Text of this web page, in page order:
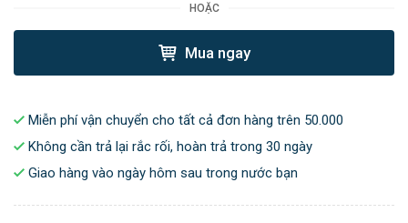
HOẶC
Mua ngay
Miễn phí vận chuyển cho tất cả đơn hàng trên 50.000
Không cần trả lại rắc rối, hoàn trả trong 30 ngày
Giao hàng vào ngày hôm sau trong nước bạn